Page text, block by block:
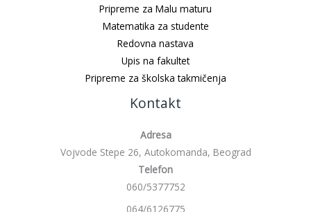
Pripreme za Malu maturu
Matematika za studente
Redovna nastava
Upis na fakultet
Pripreme za školska takmičenja
Kontakt
Adresa
Vojvode Stepe 26, Autokomanda, Beograd
Telefon
060/5377752
064/6126775